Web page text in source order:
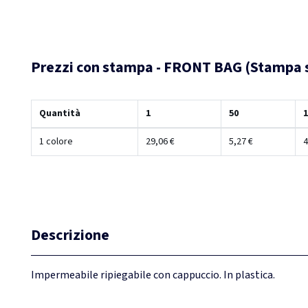
Prezzi con stampa - FRONT BAG
Quantità 1 50
1 colore 29,06 € 5,27 €
Descrizione
Impermeabile ripiegabile con cappuccio. In plastica.